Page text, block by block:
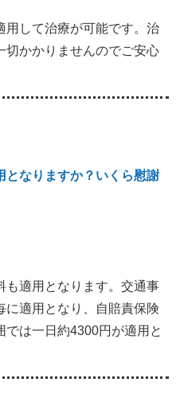
用して治療が可能です。治
切かかりませんのでご安心
となりますか？いくら慰謝
も適用となります。交通事
に適用となり、自賠責保険
では一日約4300円が適用と